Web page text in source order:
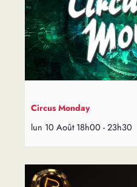
Circus Monday
lun 10 Août 18h00 - 23h30